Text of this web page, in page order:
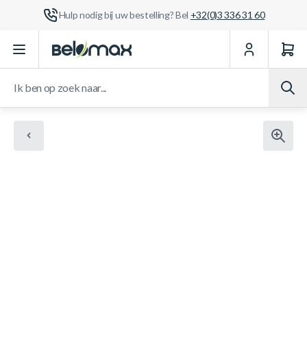
Hulp nodig bij uw bestelling? Bel +32(0)3 336 31 60
Ga naar de inhoud